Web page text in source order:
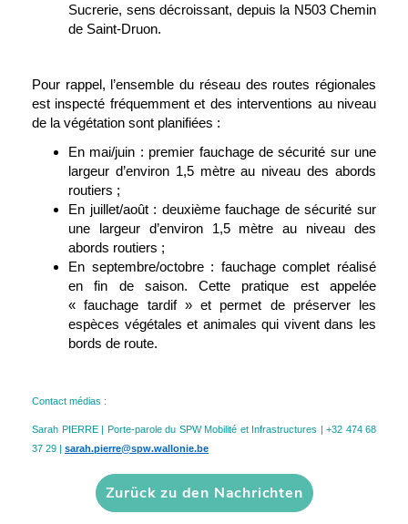
Sucrerie, sens décroissant, depuis la N503 Chemin
de Saint-Druon.
Pour rappel, l’ensemble du réseau des routes régionales
est inspecté fréquemment et des interventions au niveau
de la végétation sont planifiées :
En mai/juin : premier fauchage de sécurité sur une
largeur d’environ 1,5 mètre au niveau des abords
routiers ;
En juillet/août : deuxième fauchage de sécurité sur
une largeur d’environ 1,5 mètre au niveau des
abords routiers ;
En septembre/octobre : fauchage complet réalisé
en fin de saison. Cette pratique est appelée
« fauchage tardif » et permet de préserver les
espèces végétales et animales qui vivent dans les
bords de route.
Contact médias :
Sarah PIERRE | Porte-parole du SPW Mobilité et Infrastructures | +32 474 68
37 29 | sarah.pierre@spw.wallonie.be
Zurück zu den Nachrichten